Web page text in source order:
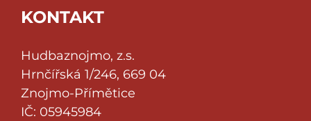
KONTAKT
Hudbaznojmo, z.s.
Hrnčířská 1/246, 669 04
Znojmo-Přímětice
IČ: 05945984